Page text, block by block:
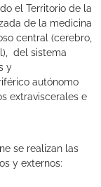
el Territorio de la
de la medicina
central (cerebro,
del sistema
y
autónomo
extraviscerales e
se realizan las
y externos: